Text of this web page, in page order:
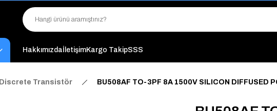
"Saat 14:00'a Kadar Verilen Siparişlerde Aynı Gün Kargo
"Binlerce Ürün Çeşitliliği ile Stoktan Hemen Teslim."
HakkımızdaİletişimKargo TakipSSS
Discrete Transistör BU508AF TO-3PF 8A 1500V SILICON DIFFUSED